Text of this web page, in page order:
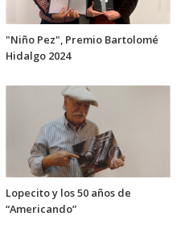
"Niño Pez", Premio Bartolomé
Hidalgo 2024
Lopecito y los 50 años de
“Americando”